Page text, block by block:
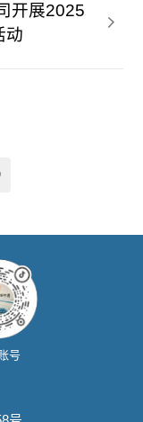
开展2025
动
号